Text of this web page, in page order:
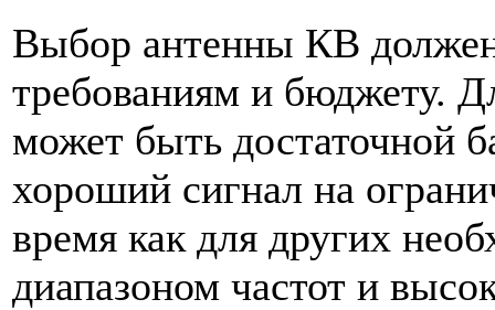
Выбор антенны КВ
требованиям и бюджету.
может быть достаточной
хороший сигнал на
время как для других
диапазоном частот и